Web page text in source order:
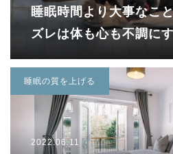
睡眠時間より大事なこ
ズレは体も心も不調に
すか？！
睡眠の質を上げる
2022.06.11